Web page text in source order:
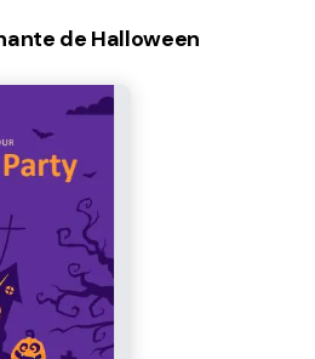
de Halloween